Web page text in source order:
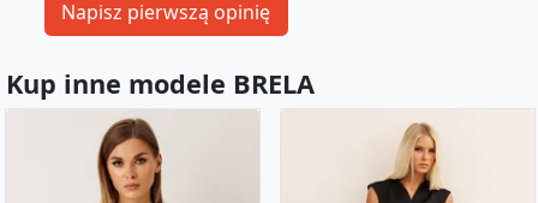
Kup inne modele BRELA